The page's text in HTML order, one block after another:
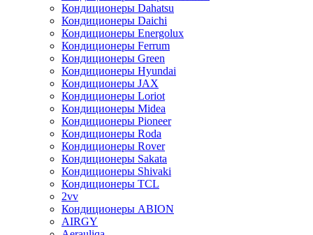
Кондиционеры Dahatsu
Кондиционеры Daichi
Кондиционеры Energolux
Кондиционеры Ferrum
Кондиционеры Green
Кондиционеры Hyundai
Кондиционеры JAX
Кондиционеры Loriot
Кондиционеры Midea
Кондиционеры Pioneer
Кондиционеры Roda
Кондиционеры Rover
Кондиционеры Sakata
Кондиционеры Shivaki
Кондиционеры TCL
2vv
Кондиционеры ABION
AIRGY